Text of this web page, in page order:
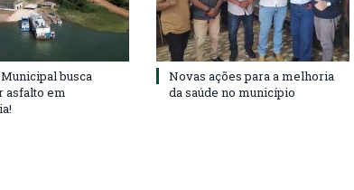
busca
asfalto em
Novas ações para a melhoria
da saúde no município